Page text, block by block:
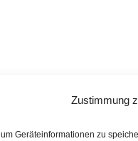
Zustimmung
Geräteinformationen zu